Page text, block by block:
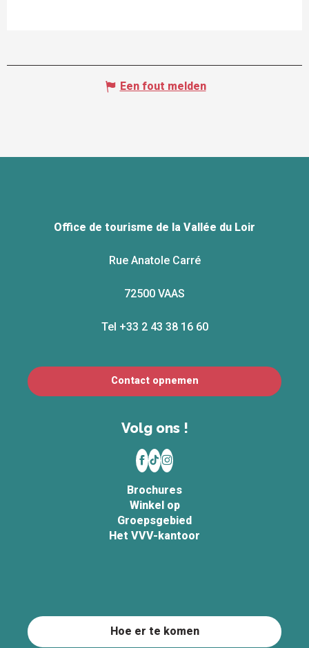
Een fout melden
Office de tourisme de la Vallée du Loir
Rue Anatole Carré
72500 VAAS
Tel +33 2 43 38 16 60
Contact opnemen
Volg ons !
Brochures
Winkel op
Groepsgebied
Het VVV-kantoor
Hoe er te komen